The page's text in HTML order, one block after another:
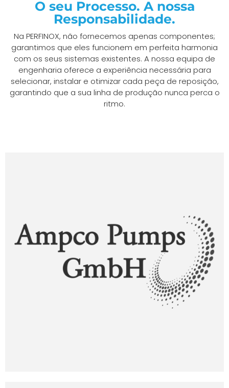
O seu Processo. A nossa
Responsabilidade.
Na PERFINOX, não fornecemos apenas componentes;
garantimos que eles funcionem em perfeita harmonia
com os seus sistemas existentes. A nossa equipa de
engenharia oferece a experiência necessária para
selecionar, instalar e otimizar cada peça de reposição,
garantindo que a sua linha de produção nunca perca o
ritmo.